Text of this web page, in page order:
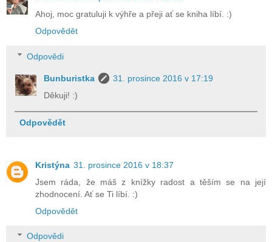
Ahoj, moc gratuluji k výhře a přeji ať se kniha líbí. :)
Odpovědět
Odpovědi
Bunburistka
31. prosince 2016 v 17:19
Děkuji! :)
Odpovědět
Kristýna 31. prosince 2016 v 18:37
Jsem ráda, že máš z knížky radost a těším se na její
zhodnocení. Ať se Ti líbí. :)
Odpovědět
Odpovědi